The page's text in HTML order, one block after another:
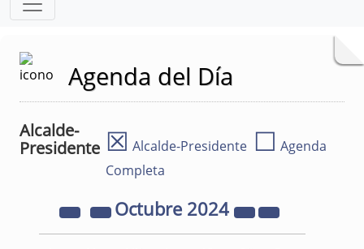
Agenda del Día
Alcalde-
Presidente ☒ Alcalde-Presidente ☐ Agenda
Completa
Octubre 2024